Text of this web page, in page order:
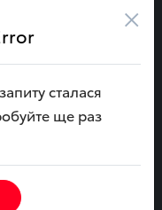
×
сталася
ще раз